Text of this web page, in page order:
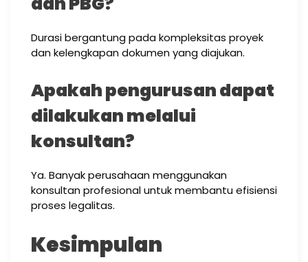
Durasi bergantung pada kompleksitas proyek
dan kelengkapan dokumen yang diajukan.
Apakah pengurusan dapat
dilakukan melalui
konsultan?
Ya. Banyak perusahaan menggunakan
konsultan profesional untuk membantu efisiensi
proses legalitas.
Kesimpulan